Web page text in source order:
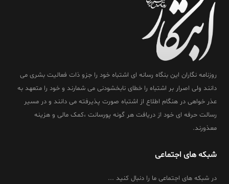
روزنامه نگاران این بنگاه رسانه ای اشتباه خود را جزو ذات فعالیت بشری می
دانند ولی اصرار بر اشتباه را خطای نابخشودنی می شمارند و خود را متعهد به
عذر خواهی در هنگام اطلاع از اشتباه صورت پذیرفته می دانند و در مسیر
رسالت حرفه ای خود از دریافت هر گونه پورسانت ،کمک مالی و هزینه
معذورند.
شبکه های اجتماعی
در شبکه های اجتماعی ما را دنبال کنید ...